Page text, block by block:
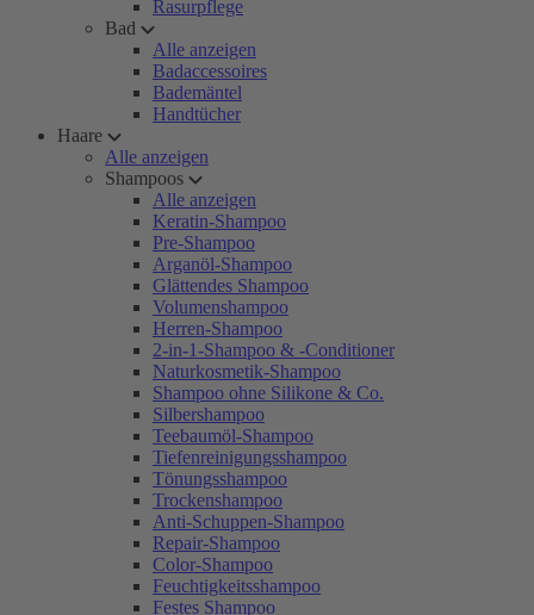
Rasurpflege
Bad
Alle anzeigen
Badaccessoires
Bademäntel
Handtücher
Haare
Alle anzeigen
Shampoos
Alle anzeigen
Keratin-Shampoo
Pre-Shampoo
Arganöl-Shampoo
Glättendes Shampoo
Volumenshampoo
Herren-Shampoo
2-in-1-Shampoo & -Conditioner
Naturkosmetik-Shampoo
Shampoo ohne Silikone & Co.
Silbershampoo
Teebaumöl-Shampoo
Tiefenreinigungsshampoo
Tönungsshampoo
Trockenshampoo
Anti-Schuppen-Shampoo
Repair-Shampoo
Color-Shampoo
Feuchtigkeitsshampoo
Festes Shampoo